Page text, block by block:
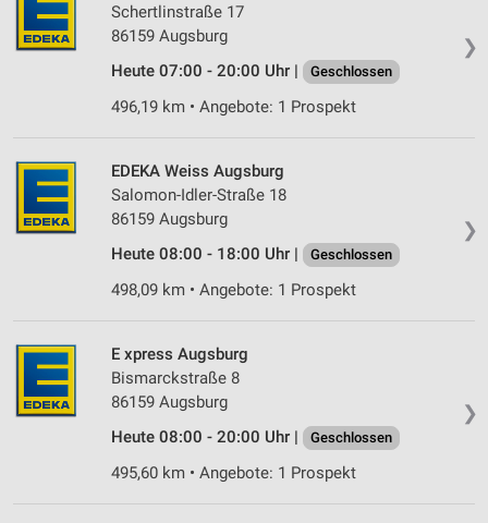
❯
Schertlinstraße 17
86159 Augsburg
Heute 07:00 - 20:00 Uhr |
Geschlossen
496,19 km • Angebote: 1 Prospekt
❯
EDEKA Weiss Augsburg
Salomon-Idler-Straße 18
86159 Augsburg
Heute 08:00 - 18:00 Uhr |
Geschlossen
498,09 km • Angebote: 1 Prospekt
❯
E xpress Augsburg
Bismarckstraße 8
86159 Augsburg
Heute 08:00 - 20:00 Uhr |
Geschlossen
495,60 km • Angebote: 1 Prospekt
Messung der Performance von Inhalten
Analyse von Zielgruppen durch Statistiken oder
Kombinationen von Daten aus verschiedenen
Verwendung reduzierter Daten zur Auswahl von
Inhalten
Informationen identifizieren
Nicht-IAB-Verarbeitungszwecke:
Notwendig